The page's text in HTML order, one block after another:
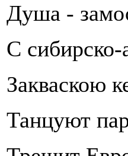
Душа -
С сибирско-
Закваскою
Танцуют